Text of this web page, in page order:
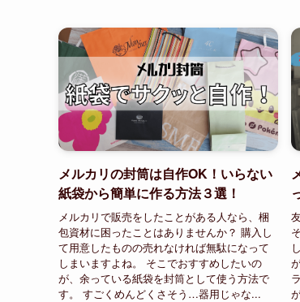
メルカリの封筒は自作OK！いらない
紙袋から簡単に作る方法３選！
メルカリで販売をしたことがある人なら、梱
包資材に困ったことはありませんか？ 購入し
て用意したものの売れなければ無駄になって
しまいますよね。 そこでおすすめしたいの
が、余っている紙袋を封筒として使う方法で
す。 すごくめんどくさそう…器用じゃな...